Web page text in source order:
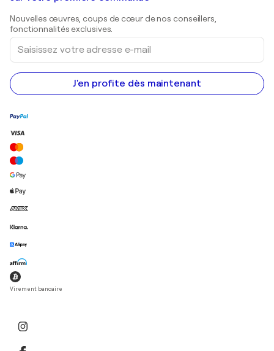
Peintures acryliques
Nouvelles œuvres, coups de cœur de nos conseillers,
fonctionnalités exclusives.
Saisissez
votre
adresse
e-
mail
J'en profite dès maintenant
Virement bancaire